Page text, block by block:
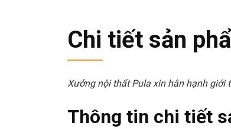
Chi tiết sản
Xưởng nội thất Pula xin hân hạnh giới
Thông tin chi tiết